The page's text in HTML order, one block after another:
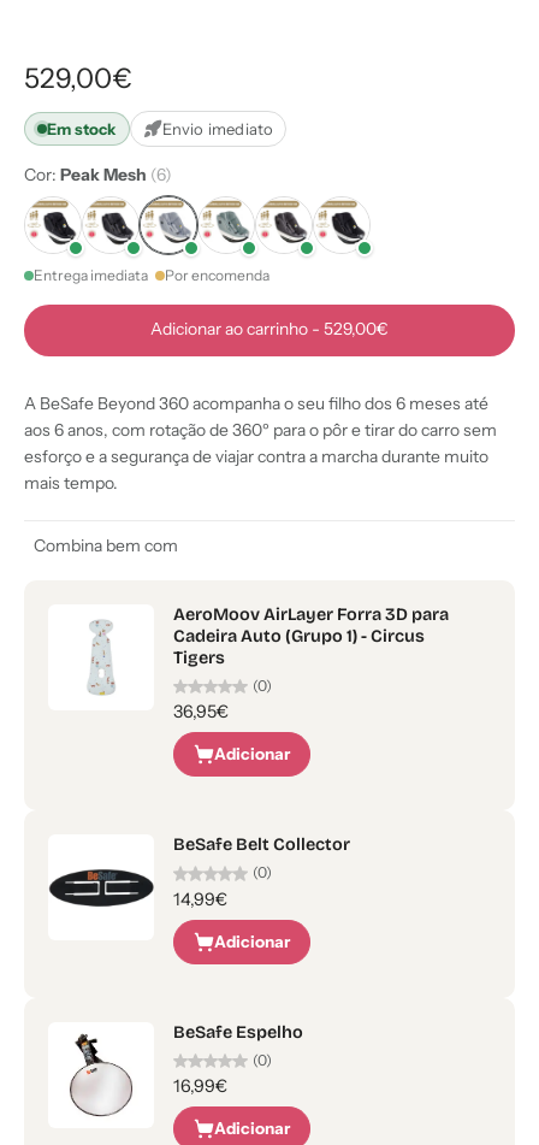
529,00€
Em stock Envio imediato
Cor: Peak Mesh (6)
Entrega imediata Por encomenda
Adicionar ao carrinho - 529,00€
A BeSafe Beyond 360 acompanha o seu filho dos 6 meses até
aos 6 anos, com rotação de 360º para o pôr e tirar do carro sem
esforço e a segurança de viajar contra a marcha durante muito
mais tempo.
Combina bem com
AeroMoov AirLayer Forra 3D para
Cadeira Auto (Grupo 1) - Circus
Tigers
(0)
36,95€
Adicionar
BeSafe Belt Collector
(0)
14,99€
Adicionar
BeSafe Espelho
(0)
16,99€
Adicionar